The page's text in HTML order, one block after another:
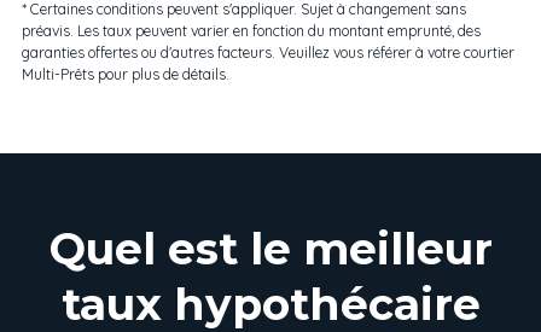
* Certaines conditions peuvent s'appliquer. Sujet à changement sans
préavis. Les taux peuvent varier en fonction du montant emprunté, des
garanties offertes ou d'autres facteurs. Veuillez vous référer à votre courtier
Multi-Prêts pour plus de détails.
Quel est le meilleur
taux hypothécaire